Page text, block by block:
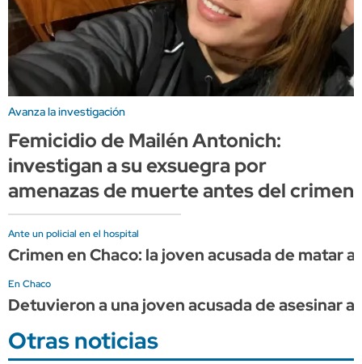
Avanza la investigación
Femicidio de Mailén Antonich:
investigan a su exsuegra por
amenazas de muerte antes del crimen
Ante un policial en el hospital
Crimen en Chaco: la joven acusada de matar
En Chaco
Detuvieron a una joven acusada de asesinar
Otras noticias